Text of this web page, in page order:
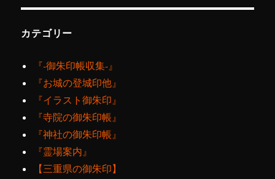
カテゴリー
『‐御朱印帳収集‐』
『お城の登城印他』
『イラスト御朱印』
『寺院の御朱印帳』
『神社の御朱印帳』
『霊場案内』
【三重県の御朱印】